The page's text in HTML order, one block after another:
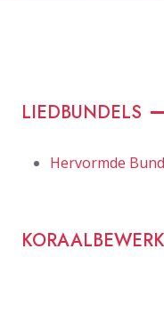
LIEDBUNDELS
Hervormde